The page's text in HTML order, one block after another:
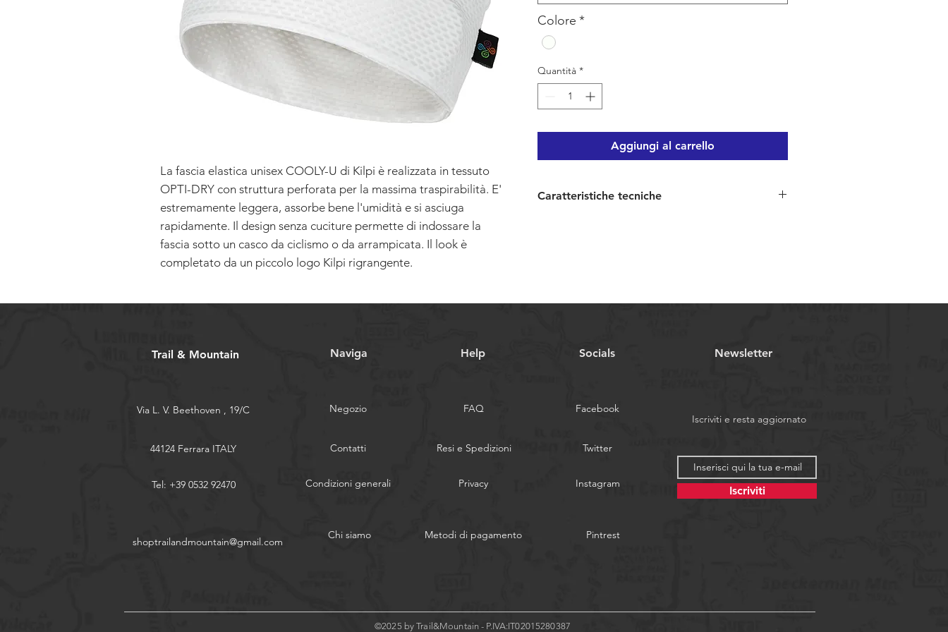
La fascia elastica unisex COOLY-U di Kilpi è realizzata in tessuto
OPTI-DRY con struttura perforata per la massima traspirabilità. E'
estremamente leggera, assorbe bene l'umidità e si asciuga
rapidamente. Il design senza cuciture permette di indossare la
fascia sotto un casco da ciclismo o da arrampicata. Il look è
completato da un piccolo logo Kilpi rigrangente.
Colore *
Quantità *
Aggiungi al carrello
Caratteristiche tecniche
Trail & Mountain Naviga Help Socials Newsletter
Via L. V. Beethoven , 19/C
44124 Ferrara ITALY
Tel: +39 0532 92470
Negozio
Contatti
Condizioni generali
FAQ Facebook
Resi e Spedizioni Twitter
Privacy Instagram
Iscriviti e resta aggiornato
Iscriviti
shoptrailandmountain@gmail.com
Chi siamo Metodi di pagamento Pintrest
©2025 by Trail&Mountain - P.IVA:IT02015280387